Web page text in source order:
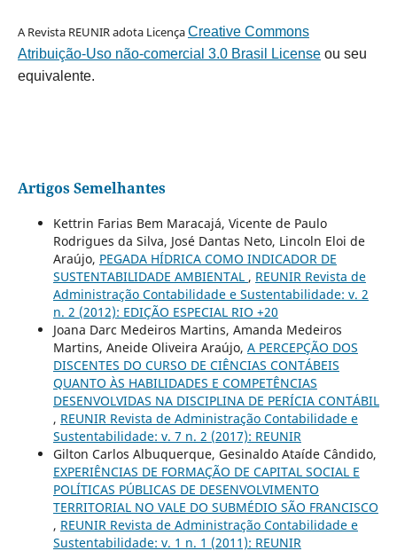
A Revista REUNIR adota LicençaCreative Commons
Atribuição-Uso não-comercial 3.0 Brasil Licenseou seu
equivalente.
Artigos Semelhantes
Kettrin Farias Bem Maracajá, Vicente de Paulo
Rodrigues da Silva, José Dantas Neto, Lincoln Eloi de
Araújo, PEGADA HÍDRICA COMO INDICADOR DE
SUSTENTABILIDADE AMBIENTAL , REUNIR Revista de
Administração Contabilidade e Sustentabilidade: v. 2
n. 2 (2012): EDIÇÃO ESPECIAL RIO +20
Joana Darc Medeiros Martins, Amanda Medeiros
Martins, Aneide Oliveira Araújo, A PERCEPÇÃO DOS
DISCENTES DO CURSO DE CIÊNCIAS CONTÁBEIS
QUANTO ÀS HABILIDADES E COMPETÊNCIAS
DESENVOLVIDAS NA DISCIPLINA DE PERÍCIA CONTÁBIL
, REUNIR Revista de Administração Contabilidade e
Sustentabilidade: v. 7 n. 2 (2017): REUNIR
Gilton Carlos Albuquerque, Gesinaldo Ataíde Cândido,
EXPERIÊNCIAS DE FORMAÇÃO DE CAPITAL SOCIAL E
POLÍTICAS PÚBLICAS DE DESENVOLVIMENTO
TERRITORIAL NO VALE DO SUBMÉDIO SÃO FRANCISCO
, REUNIR Revista de Administração Contabilidade e
Sustentabilidade: v. 1 n. 1 (2011): REUNIR